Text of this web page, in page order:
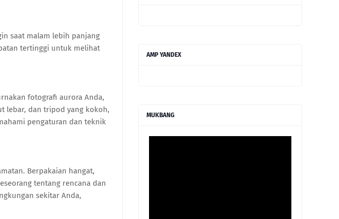
saat malam lebih panjang
tertinggi untuk melihat
fotografi aurora Anda,
lebar, dan tripod yang kokoh,
pengaturan dan teknik
Berpakaian hangat,
tentang rencana dan
sekitar Anda,
AMP YANDEX
MUKBANG